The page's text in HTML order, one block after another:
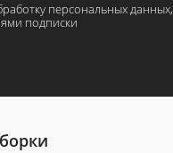
персональных данных,
подписки